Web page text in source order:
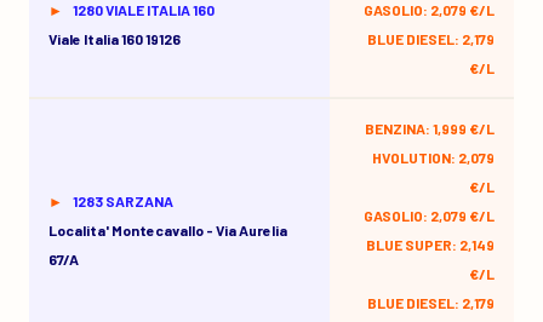
1280 VIALE ITALIA 160
Viale Italia 160 19126
GASOLIO: 2,079 €/L
BLUE DIESEL: 2,179
€/L
1283 SARZANA
Localita' Montecavallo - Via Aurelia
67/a
BENZINA: 1,999 €/L
HVOLUTION: 2,079
€/L
GASOLIO: 2,079 €/L
BLUE SUPER: 2,149
€/L
BLUE DIESEL: 2,179